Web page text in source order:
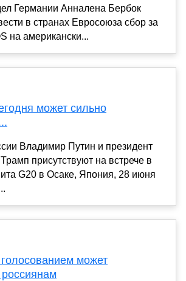
Германии Анналена Бербок
в странах Евросоюза сбор за
на американски...
может сильно
Владимир Путин и президент
присутствуют на встрече в
G20 в Осаке, Япония, 28 июня
может
россиянам